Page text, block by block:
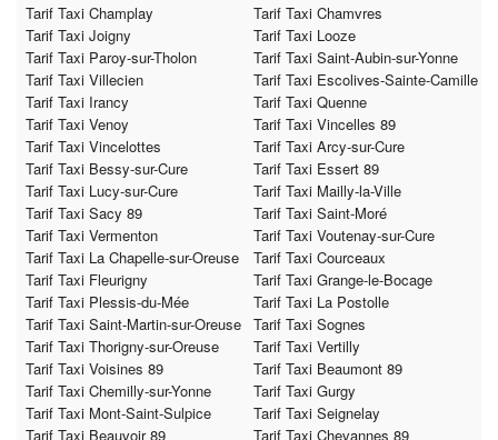
Tarif Taxi Champlay
Tarif Taxi Chamvres
Tarif Taxi Joigny
Tarif Taxi Looze
Tarif Taxi Paroy-sur-Tholon
Tarif Taxi Saint-Aubin-sur-Yonne
Tarif Taxi Villecien
Tarif Taxi Escolives-Sainte-Camille
Tarif Taxi Irancy
Tarif Taxi Quenne
Tarif Taxi Venoy
Tarif Taxi Vincelles 89
Tarif Taxi Vincelottes
Tarif Taxi Arcy-sur-Cure
Tarif Taxi Bessy-sur-Cure
Tarif Taxi Essert 89
Tarif Taxi Lucy-sur-Cure
Tarif Taxi Mailly-la-Ville
Tarif Taxi Sacy 89
Tarif Taxi Saint-Moré
Tarif Taxi Vermenton
Tarif Taxi Voutenay-sur-Cure
Tarif Taxi La Chapelle-sur-Oreuse
Tarif Taxi Courceaux
Tarif Taxi Fleurigny
Tarif Taxi Grange-le-Bocage
Tarif Taxi Plessis-du-Mée
Tarif Taxi La Postolle
Tarif Taxi Saint-Martin-sur-Oreuse Tarif Taxi Sognes
Tarif Taxi Thorigny-sur-Oreuse
Tarif Taxi Vertilly
Tarif Taxi Voisines 89
Tarif Taxi Beaumont 89
Tarif Taxi Chemilly-sur-Yonne
Tarif Taxi Gurgy
Tarif Taxi Mont-Saint-Sulpice
Tarif Taxi Seignelay
Tarif Taxi Beauvoir 89
Tarif Taxi Chevannes 89